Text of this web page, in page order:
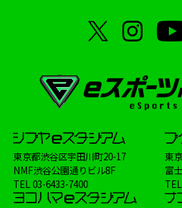
ハイスクールe
海外視察
STAGE:0
シ
ブクロeスタジアム
ナゴヤe
ヨコハマeスタジアム
大会
学校生活
メディア掲載情報
イベント
東京都渋谷区宇田川町20-17
NMF渋谷公園通りビル8F
TEL03-6433-7400
東
富